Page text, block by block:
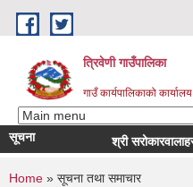
Skip to main content
त्रिवेणी गाउँपालिका
गाउँ कार्यपालिकाको
सूचना श्री सरोकारवालाहरु
Home » सूचना तथा समाचार